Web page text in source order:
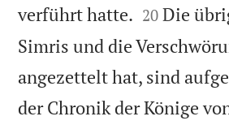
verführt hatte. 

20 Die
Simris und die
angezettelt hat, sind
der Chronik der Könige